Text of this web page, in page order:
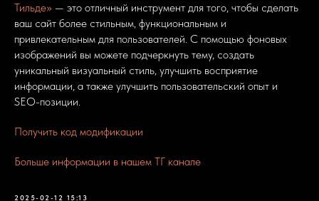
Тильде» — это отличный инструмент для того, чтобы сделать
ваш сайт более стильным, функциональным и
привлекательным для пользователей. С помощью фоновых
изображений вы можете подчеркнуть тему, создать
уникальный визуальный стиль, улучшить восприятие
информации, а также улучшить пользовательский опыт и
SEO-позиции.
Получить код модификации
Больше информации в нашем ТГ канале
2025-02-12 15:13